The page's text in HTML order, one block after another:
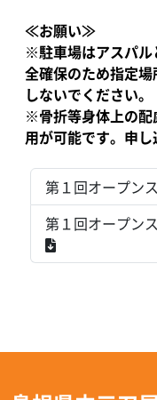
≪お願い≫
※駐車場はアスパル
全確保のため指定
しないでください。
※骨折等身体上の配
用が可能です。申し
第１回オープン
第１回オープン